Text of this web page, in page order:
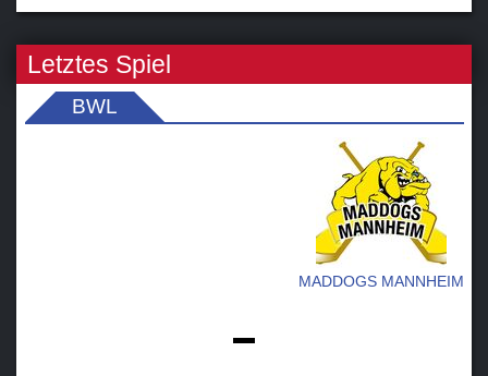
Letztes Spiel
BWL
MADDOGS MANNHEIM
-